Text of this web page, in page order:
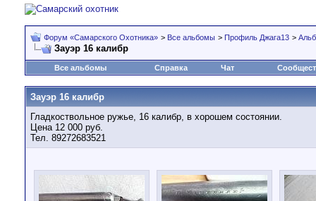
Форум «Самарского Охотника» > Все альбомы > Профиль Джага13 >
Зауэр 16 калибр
Все альбомы Справка Чат
Зауэр 16 калибр
Гладкоствольное ружье, 16 калибр, в хорошем состоянии.
Цена 12 000 руб.
Тел. 89272683521